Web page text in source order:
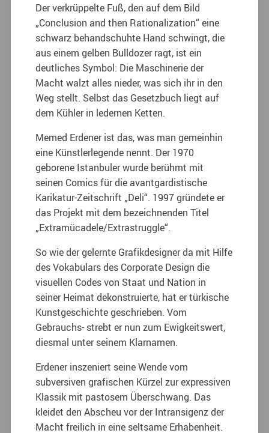
Der verkrüppelte Fuß, den auf dem Bild
„Conclusion and then Rationalization“ eine
schwarz behandschuhte Hand schwingt, die
aus einem gelben Bulldozer ragt, ist ein
deutliches Symbol: Die Maschinerie der
Macht walzt alles nieder, was sich ihr in den
Weg stellt. Selbst das Gesetzbuch liegt auf
dem Kühler in ledernen Ketten.
Memed Erdener ist das, was man gemeinhin
eine Künstlerlegende nennt. Der 1970
geborene Istanbuler wurde berühmt mit
seinen Comics für die avantgardistische
Karikatur-Zeitschrift „Deli“. 1997 gründete er
das Projekt mit dem bezeichnenden Titel
„Extramücadele/Extrastruggle“.
So wie der gelernte Grafikdesigner da mit Hilfe
des Vokabulars des Corporate Design die
visuellen Codes von Staat und Nation in
seiner Heimat dekonstruierte, hat er türkische
Kunstgeschichte geschrieben. Vom
Gebrauchs- strebt er nun zum Ewigkeitswert,
diesmal unter seinem Klarnamen.
Erdener inszeniert seine Wende vom
subversiven grafischen Kürzel zur expressiven
Klassik mit pastosem Überschwang. Das
kleidet den Abscheu vor der Intransigenz der
Macht freilich in eine seltsame Erhabenheit.